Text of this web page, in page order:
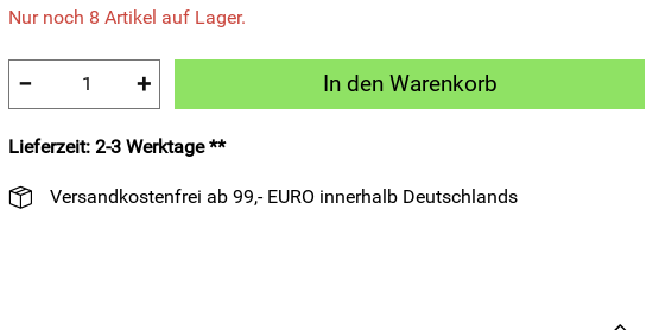
Nur noch 8 Artikel auf Lager.
− + In den Warenkorb
Lieferzeit: 2-3 Werktage **
Versandkostenfrei ab 99,- EURO innerhalb Deutschlands